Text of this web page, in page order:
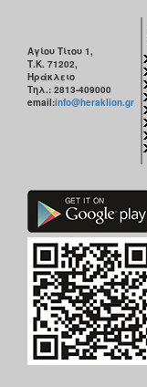
Αγίου Τίτου 1,
Τ.Κ. 71202,
Ηράκλειο
Τηλ.: 2813-409000
email:info@heraklion.gr